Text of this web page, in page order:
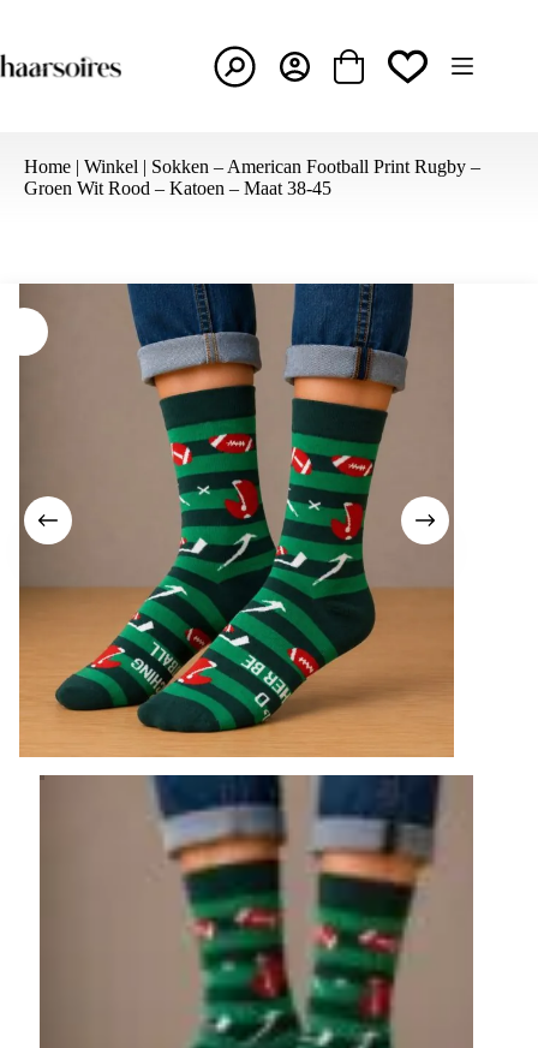
de
inhoud
Winkelwagen
Home | Winkel | Sokken – American Football Print Rugby –
Groen Wit Rood – Katoen – Maat 38-45